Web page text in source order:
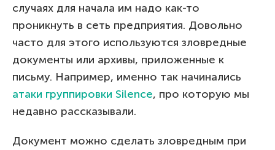
случаях для начала им надо как-то
проникнуть в сеть предприятия. Довольно
часто для этого используются зловредные
документы или архивы, приложенные к
письму. Например, именно так начинались
атаки группировки Silence, про которую мы
недавно рассказывали.
Документ можно сделать зловредным при